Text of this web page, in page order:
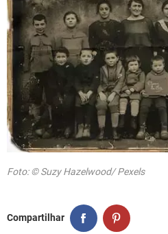
Foto: © Suzy Hazelwood/ Pexels
Compartilhar